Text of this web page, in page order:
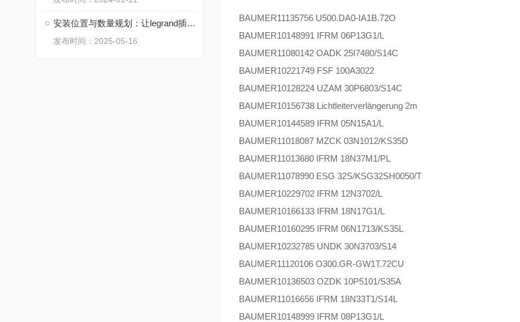
安装位置与数量规划：让legrand插座提升用电效率
发布时间：2025-05-16
BAUMER11135756 U500.DA0-IA1B.72O
BAUMER10148991 IFRM 06P13G1/L
BAUMER11080142 OADK 25I7480/S14C
BAUMER10221749 FSF 100A3022
BAUMER10128224 UZAM 30P6803/S14C
BAUMER10156738 Lichtleiterverlängerung 2m
BAUMER10144589 IFRM 05N15A1/L
BAUMER11018087 MZCK 03N1012/KS35D
BAUMER11013680 IFRM 18N37M1/PL
BAUMER11078990 ESG 32S/KSG32SH0050/T
BAUMER10229702 IFRM 12N3702/L
BAUMER10166133 IFRM 18N17G1/L
BAUMER10160295 IFRM 06N1713/KS35L
BAUMER10232785 UNDK 30N3703/S14
BAUMER11120106 O300.GR-GW1T.72CU
BAUMER10136503 OZDK 10P5101/S35A
BAUMER11016656 IFRM 18N33T1/S14L
BAUMER10148999 IFRM 08P13G1/L